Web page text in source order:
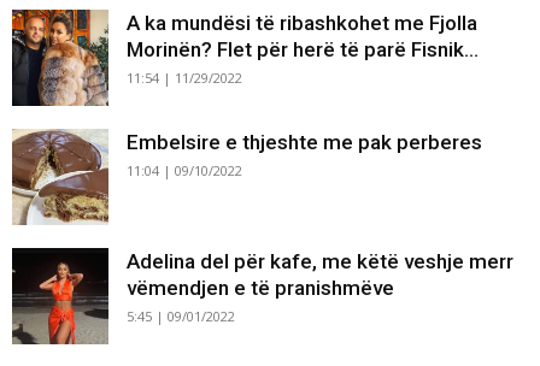
A ka mundësi të ribashkohet me Fjolla
Morinën? Flet për herë të parë Fisnik...
11:54 | 11/29/2022
Embelsire e thjeshte me pak perberes
11:04 | 09/10/2022
Adelina del për kafe, me këtë veshje merr
vëmendjen e të pranishmëve
5:45 | 09/01/2022